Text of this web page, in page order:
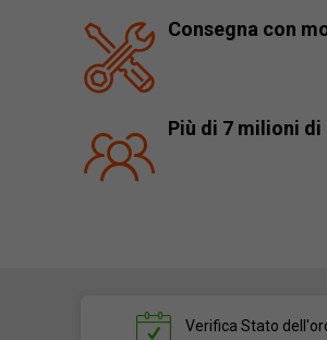
Consegna con
Più di 7 milioni
Verifica Stato